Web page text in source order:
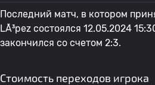
Последний матч, в котором
LÃ³pez состоялся 12.05.2024
закончился со счетом 2:3.
Стоимость переходов игрока